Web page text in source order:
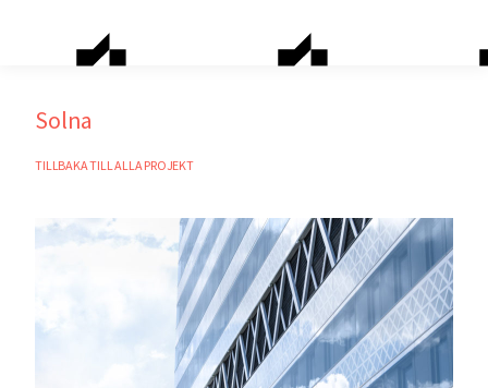
Solna
TILLBAKA TILL ALLA PROJEKT